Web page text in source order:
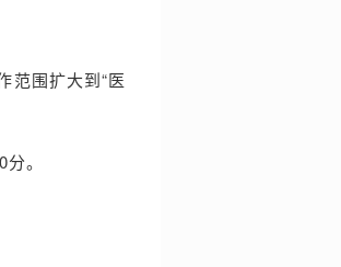
范围扩大到“医
。